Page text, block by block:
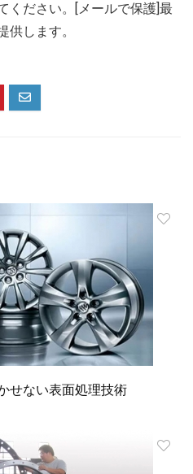
ください。[メールで保護]最
供します。
せない表面処理技術